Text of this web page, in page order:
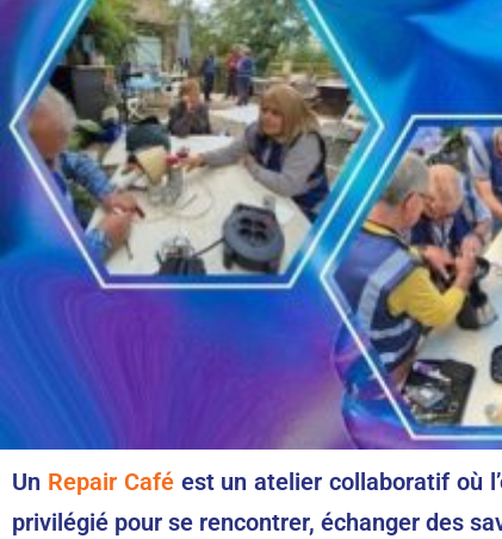
Un Repair Caféest un atelier collaboratif où
privilégié pour se rencontrer, échanger des